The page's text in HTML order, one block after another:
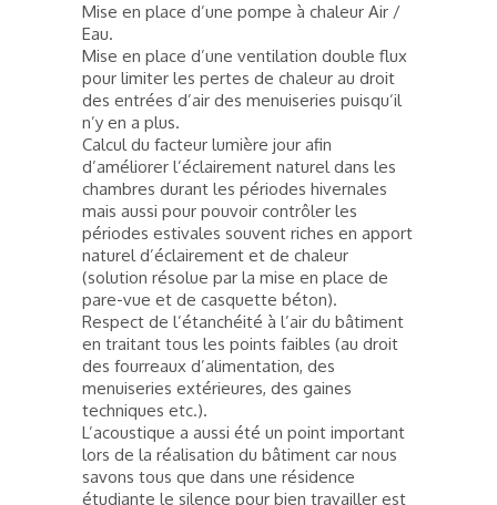
Mise en place d’une pompe à chaleur Air /
Eau.
Mise en place d’une ventilation double flux
pour limiter les pertes de chaleur au droit
des entrées d’air des menuiseries puisqu’il
n’y en a plus.
Calcul du facteur lumière jour afin
d’améliorer l’éclairement naturel dans les
chambres durant les périodes hivernales
mais aussi pour pouvoir contrôler les
périodes estivales souvent riches en apport
naturel d’éclairement et de chaleur
(solution résolue par la mise en place de
pare-vue et de casquette béton).
Respect de l’étanchéité à l’air du bâtiment
en traitant tous les points faibles (au droit
des fourreaux d’alimentation, des
menuiseries extérieures, des gaines
techniques etc.).
L’acoustique a aussi été un point important
lors de la réalisation du bâtiment car nous
savons tous que dans une résidence
étudiante le silence pour bien travailler est